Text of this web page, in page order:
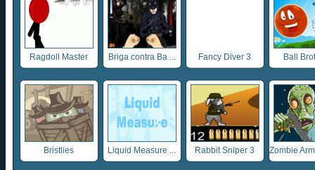
Ragdoll Master Briga contra Ba ... Fancy Diver 3 Ball
Bristlies Liquid Measure ... Rabbit Sniper 3 Zombie